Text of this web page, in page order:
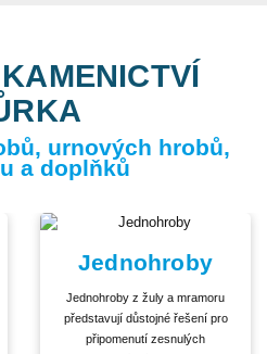
urnových hrobů,
a doplňků
Jednohroby
Jednohroby z žuly a mramoru
představují důstojné řešení pro
připomenutí zesnulých